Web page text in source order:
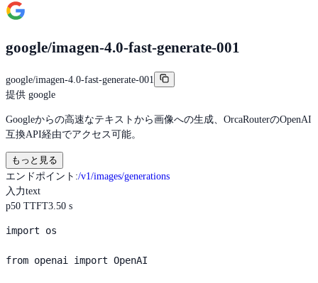
google/imagen-4.0-fast-generate-001
google/imagen-4.0-fast-generate-001
提供 google
Googleからの高速なテキストから画像への生成、OrcaRouterのOpenAI
互換API経由でアクセス可能。
もっと見る
エンドポイント :/v1/images/generations
入力text
p50 TTFT3.50 s
import os
from openai import OpenAI